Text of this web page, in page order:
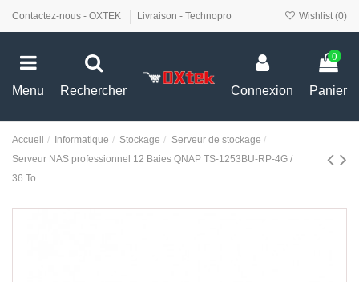
Contactez-nous - OXTEK Livraison - Technopro Wishlist (0)
Menu Rechercher Connexion
0
Panier
Accueil Informatique Stockage
Serveur de stockage
Serveur NAS professionnel 12 Baies QNAP TS-1253BU-RP-4G /
36 To